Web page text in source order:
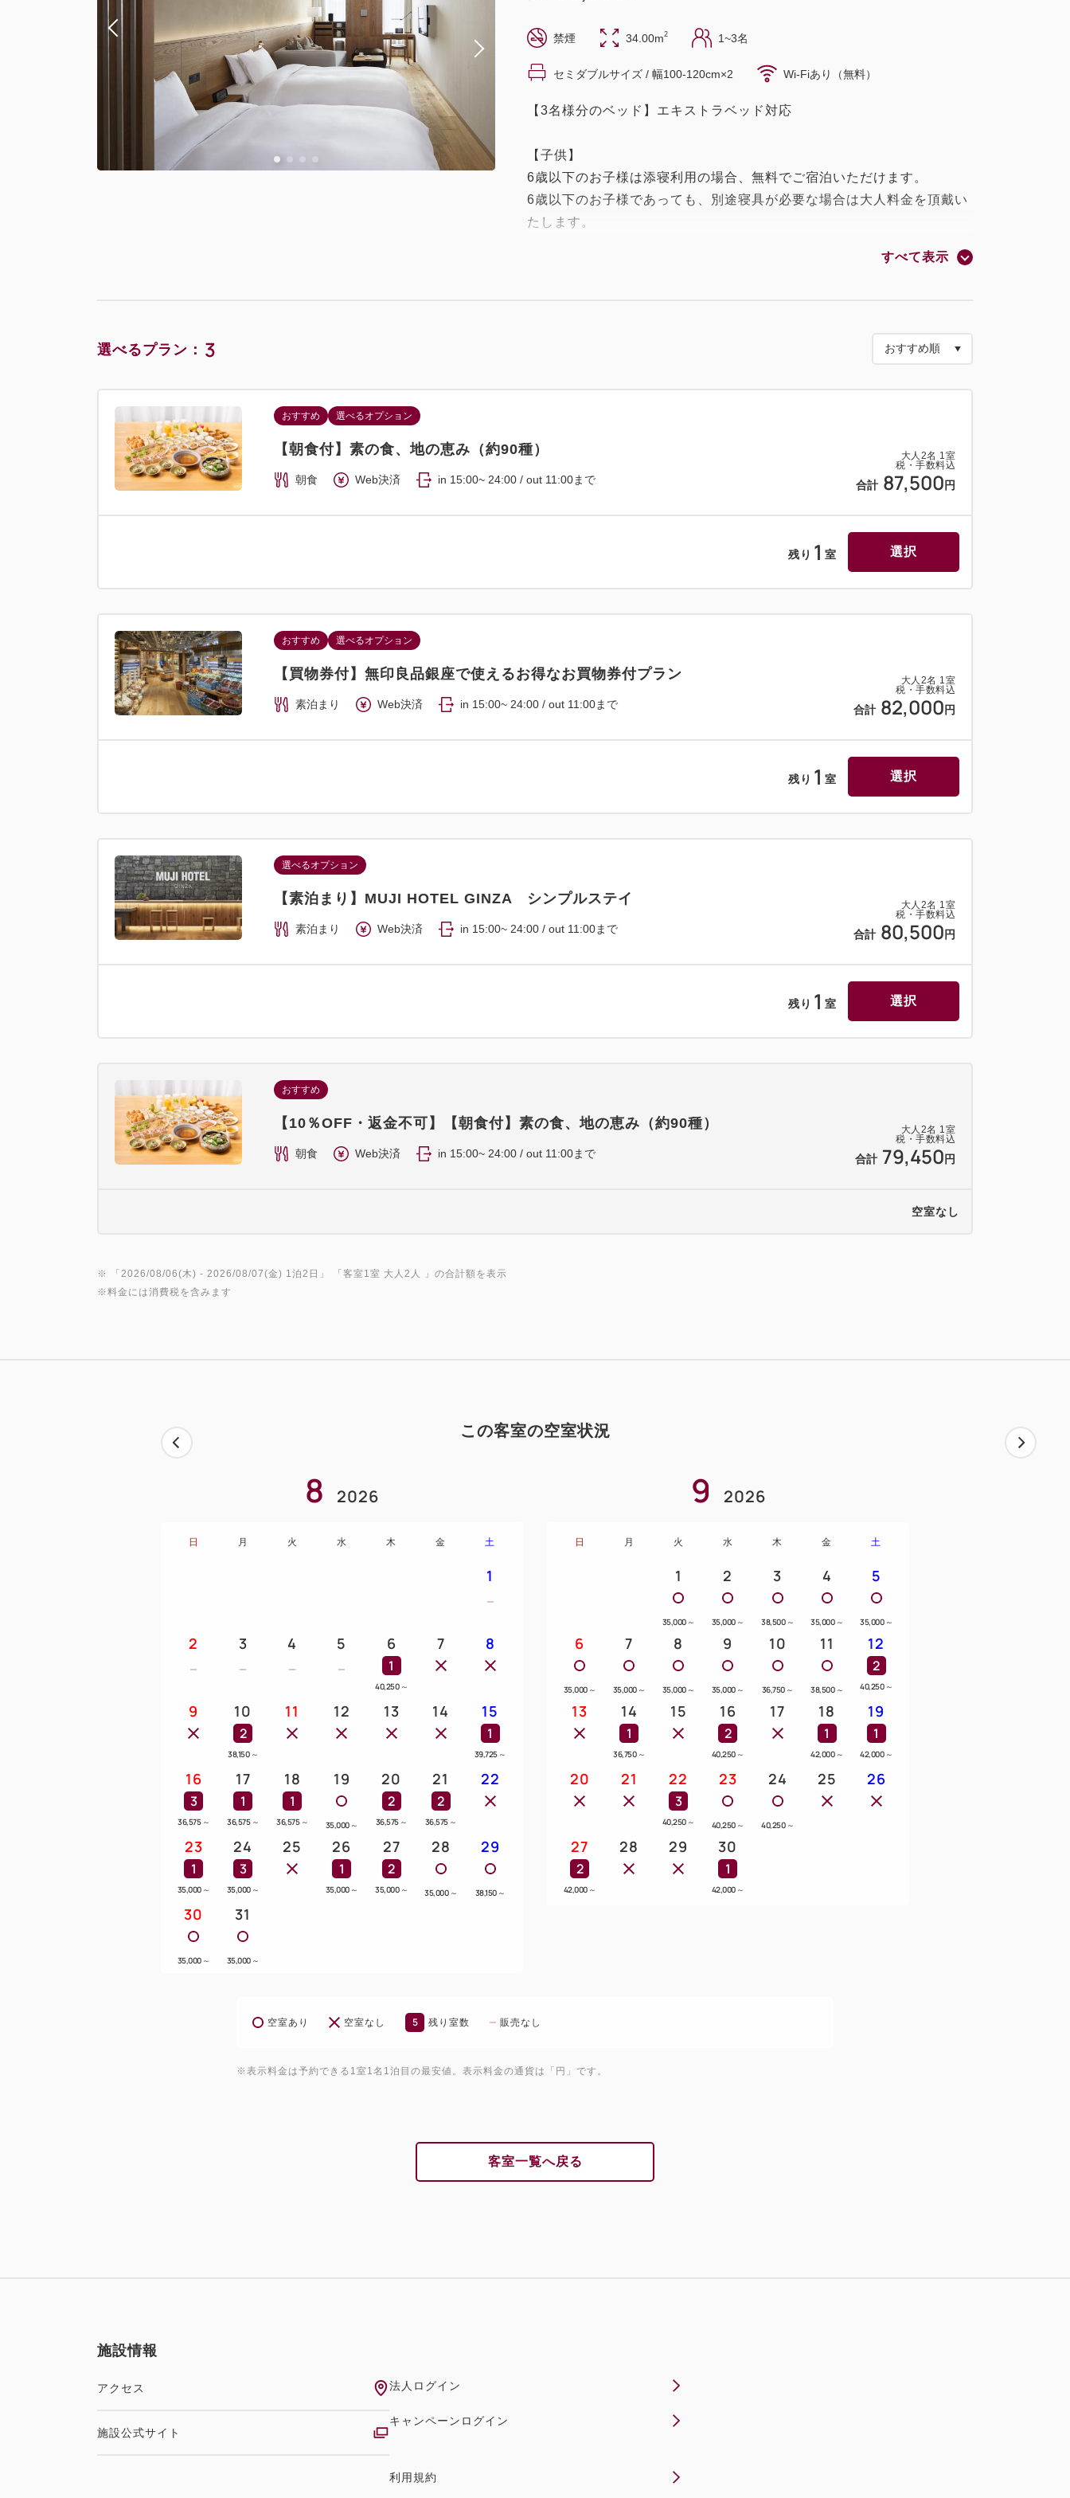
禁煙 34.00m2 1~3名
セミダブルサイズ / 幅100-120cm×2 Wi-Fiあり（無料）
【3名様分のベッド】エキストラベッド対応
【子供】
6歳以下のお子様は添寝利用の場合、無料でご宿泊いただけます。
6歳以下のお子様であっても、別途寝具が必要な場合は大人料金を頂戴い
たします。
※添寝利用は1つのベッド（エキストラベッド除く）につき、1名様まで
40インチテレビ/竹製 歯ブラシ/歯磨き粉/綿棒/コットン/竹製 ヘアくし/シ
すべて表示
選べるプラン： 3
大人 2名 1室
税・手数料込
合計 87,500 円
おすすめ 選べるオプション
【朝食付】素の食、地の恵み（約90種）
朝食 Web決済 in 15:00~ 24:00 / out 11:00まで
残り 1 室 選択
大人 2名 1室
税・手数料込
合計 82,000 円
おすすめ 選べるオプション
【買物券付】無印良品銀座で使えるお得なお買物券付プラン
素泊まり Web決済 in 15:00~ 24:00 / out 11:00まで
残り 1 室 選択
大人 2名 1室
税・手数料込
合計 80,500 円
選べるオプション
【素泊まり】MUJI HOTEL GINZA シンプルステイ
素泊まり Web決済 in 15:00~ 24:00 / out 11:00まで
残り 1 室 選択
大人 2名 1室
税・手数料込
合計 79,450 円
おすすめ
【10％OFF・返金不可】【朝食付】素の食、地の恵み（約90種）
朝食 Web決済 in 15:00~ 24:00 / out 11:00まで
空室なし
※ 「 2026/08/06(木) - 2026/08/07(金) 1泊2日 」 「 客室1室 大人2人
」の合計額を表示
※料金には消費税を含みます
この客室の空室状況
8 2026
日 月 火 水 木 金 土
1
2 3 4 5 6
1
40,250 ～
7 8
9 10
2
38,150 ～
11 12 13 14 15
1
39,725 ～
16
3
36,575 ～
17
1
36,575 ～
18
1
36,575 ～
19
35,000 ～
20
2
36,575 ～
21
2
36,575 ～
22
23
1
35,000 ～
24
3
35,000 ～
25 26
1
35,000 ～
27
2
35,000 ～
28
35,000 ～
29
38,150 ～
30
35,000 ～
31
35,000 ～
9 2026
日 月 火 水 木 金 土
1
35,000 ～
2
35,000 ～
3
38,500 ～
4
35,000 ～
5
35,000 ～
6
35,000 ～
7
35,000 ～
8
35,000 ～
9
35,000 ～
10
36,750 ～
11
38,500 ～
12
2
40,250 ～
13 14
1
36,750 ～
15 16
2
40,250 ～
17 18
1
42,000 ～
19
1
42,000 ～
20 21 22
3
40,250 ～
23
40,250 ～
24
40,250 ～
25 26
27
2
42,000 ～
28 29 30
1
42,000 ～
空室あり 空室なし 5 残り室数 販売なし
※表示料金は予約できる1室1名1泊目の最安値。表示料金の通貨は「円」です。
客室一覧へ戻る
施設情報
アクセス
施設公式サイト
法人ログイン
キャンペーンログイン
利用規約